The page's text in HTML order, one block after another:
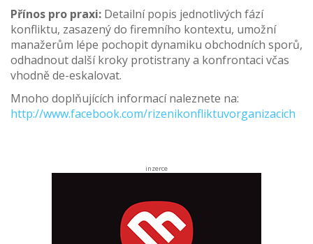
Přínos pro praxi: Detailní popis jednotlivých fází
konfliktu, zasazený do firemního kontextu, umožní
manažerům lépe pochopit dynamiku obchodních sporů,
odhadnout další kroky protistrany a konfrontaci včas
vhodně de-eskalovat.
Mnoho doplňujících informací naleznete na:
http://www.facebook.com/rizenikonfliktuvorganizacich
inzerce